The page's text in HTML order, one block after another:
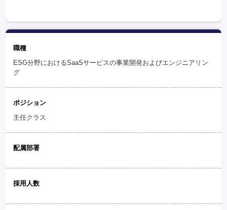
職種
ESG分野におけるSaaSサービスの事業開発およびエンジニアリン
グ
ポジション
主任クラス
配属部署
採用人数